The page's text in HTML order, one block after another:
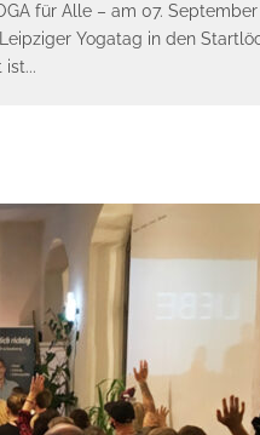
für Alle – am 07. September
Yogatag in den
ist...